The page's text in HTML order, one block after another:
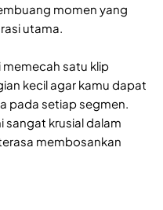
momen yang
utama.
memecah satu klip
kecil agar kamu dapat
pada setiap segmen.
sangat krusial dalam
membosankan